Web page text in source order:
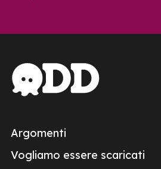
Argomenti
Vogliamo essere scaricati